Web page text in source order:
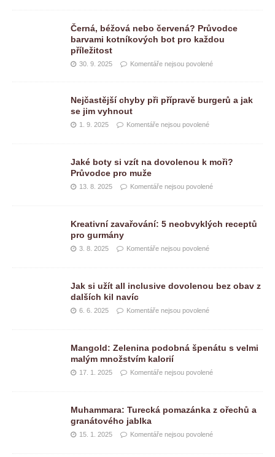
Černá, béžová nebo červená? Průvodce
barvami kotníkových bot pro každou
příležitost
30. 9. 2025 Komentáře nejsou povolené
Nejčastější chyby při přípravě burgerů a jak
se jim vyhnout
1. 9. 2025 Komentáře nejsou povolené
Jaké boty si vzít na dovolenou k moři?
Průvodce pro muže
13. 8. 2025 Komentáře nejsou povolené
Kreativní zavařování: 5 neobvyklých receptů
pro gurmány
3. 8. 2025 Komentáře nejsou povolené
Jak si užít all inclusive dovolenou bez obav z
dalších kil navíc
6. 6. 2025 Komentáře nejsou povolené
Mangold: Zelenina podobná špenátu s velmi
malým množstvím kalorií
17. 1. 2025 Komentáře nejsou povolené
Muhammara: Turecká pomazánka z ořechů a
granátového jablka
15. 1. 2025 Komentáře nejsou povolené